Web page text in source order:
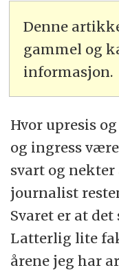
Denne
gammel og
informasjon.
Hvor upresis
og ingress
svart og nekter
journalist
Svaret er at
Latterlig lite
årene jeg har